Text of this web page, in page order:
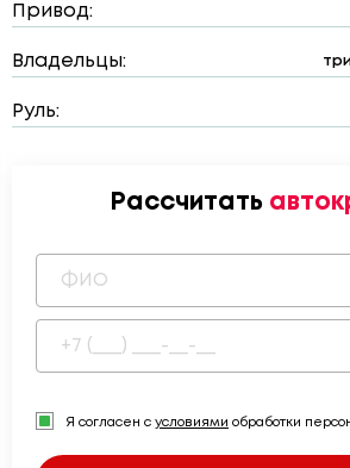
Привод:
Владельцы:
Руль:
Рассчитать
Я согласен с условиями обработки